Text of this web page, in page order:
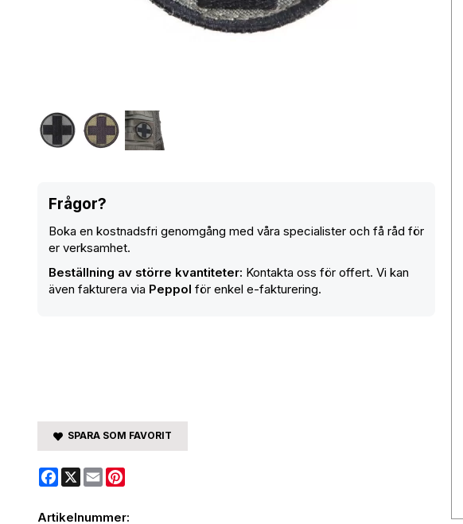
Frågor?
Boka en kostnadsfri genomgång med våra specialister och få råd för
er verksamhet.
Beställning av större kvantiteter: Kontakta oss för offert. Vi kan
även fakturera via Peppol för enkel e-fakturering.
SPARA SOM FAVORIT
Facebook
X Email
Artikelnummer: